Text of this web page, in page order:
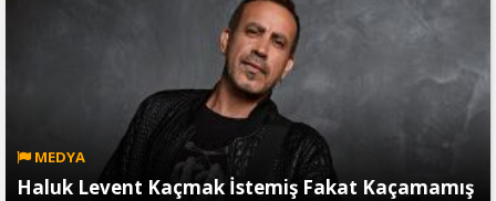
MEDYA
Haluk Levent Kaçmak İstemiş Fakat Kaçamamış